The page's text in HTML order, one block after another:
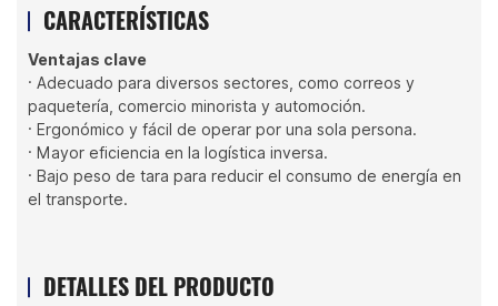
CARACTERÍSTICAS
Ventajas clave
· Adecuado para diversos sectores, como correos y
paquetería, comercio minorista y automoción.
· Ergonómico y fácil de operar por una sola persona.
· Mayor eficiencia en la logística inversa.
· Bajo peso de tara para reducir el consumo de energía en
el transporte.
DETALLES DEL PRODUCTO